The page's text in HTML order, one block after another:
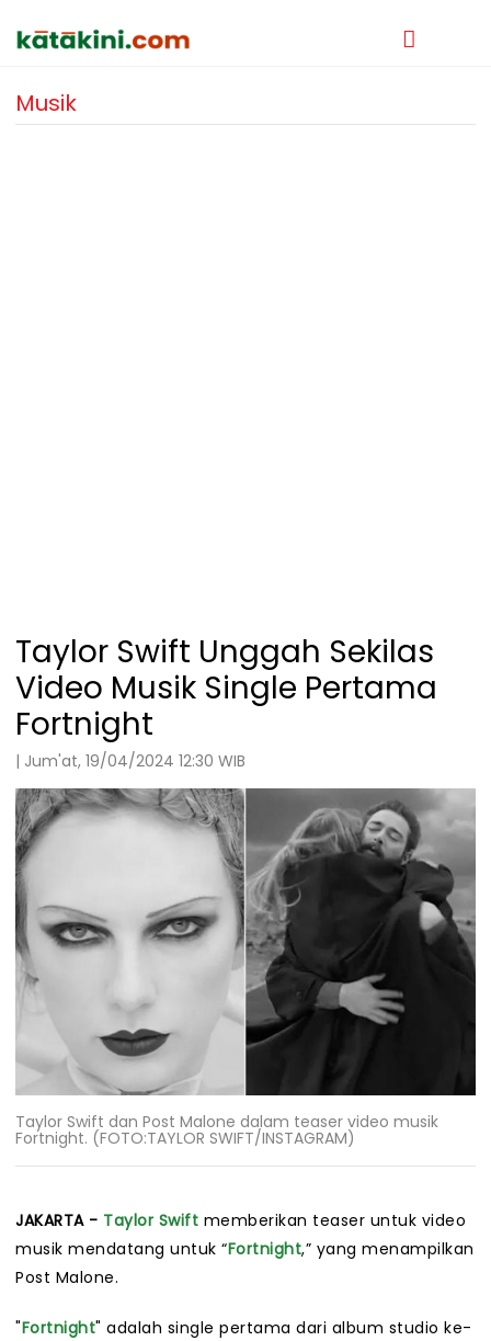
Musik
Taylor Swift Unggah Sekilas
Video Musik Single Pertama
Fortnight
| Jum'at, 19/04/2024 12:30 WIB
Taylor Swift dan Post Malone dalam teaser video musik
Fortnight. (FOTO:TAYLOR SWIFT/INSTAGRAM)
JAKARTA - Taylor Swift memberikan teaser untuk video
musik mendatang untuk “Fortnight,” yang menampilkan
Post Malone.
"Fortnight" adalah single pertama dari album studio ke-